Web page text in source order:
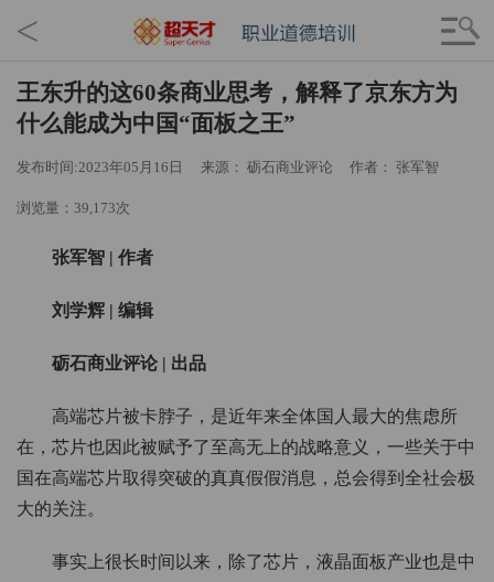
<
王东升的这60条商业思考，解释了京东方为
什么能成为中国“面板之王”
发布时间:2023年05月16日 来源： 砺石商业评论 作者： 张军智
浏览量：39,173次
张军智 | 作者
刘学辉 | 编辑
砺石商业评论 | 出品
高端芯片被卡脖子，是近年来全体国人最大的焦虑所
在，芯片也因此被赋予了至高无上的战略意义，一些关于中
国在高端芯片取得突破的真真假假消息，总会得到全社会极
大的关注。
事实上很长时间以来，除了芯片，液晶面板产业也是中